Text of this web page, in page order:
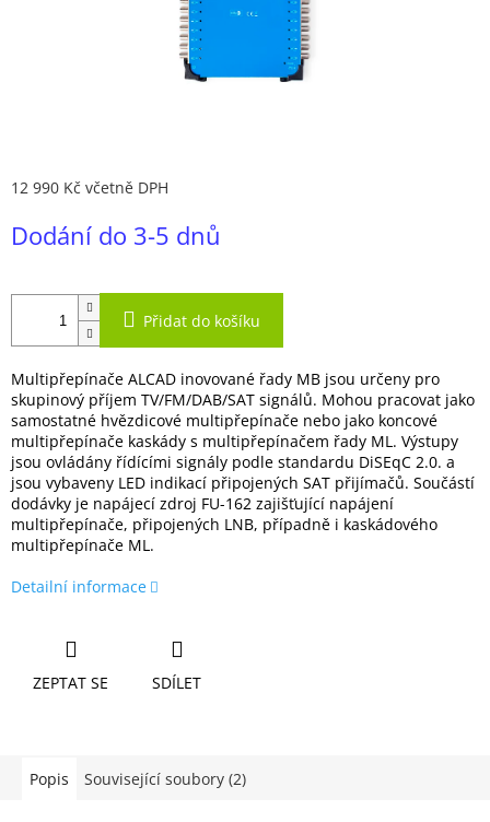
12 990 Kč včetně DPH
cena:
Dodání do 3-5 dnů
Přidat do košíku
Multipřepínače ALCAD inovované řady MB jsou určeny pro
skupinový příjem TV/FM/DAB/SAT signálů. Mohou pracovat jako
samostatné hvězdicové multipřepínače nebo jako koncové
multipřepínače kaskády s multipřepínačem řady ML. Výstupy
jsou ovládány řídícími signály podle standardu DiSEqC 2.0. a
jsou vybaveny LED indikací připojených SAT přijímačů. Součástí
dodávky je napájecí zdroj FU-162 zajišťující napájení
multipřepínače, připojených LNB, případně i kaskádového
multipřepínače ML.
Detailní informace
ZEPTAT SE SDÍLET
Popis Související soubory (2)